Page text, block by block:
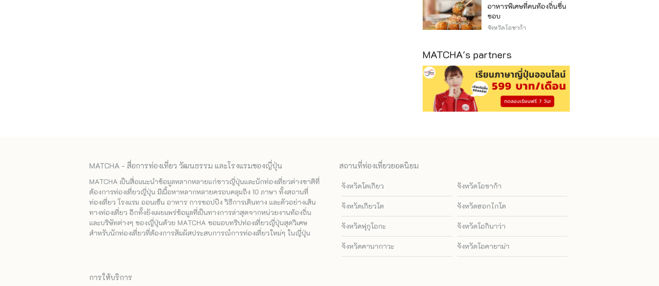
อาหารพิเศษที่คนท้องถิ่นชื่น
ชอบ
จังหวัดโอซาก้า
MATCHA's partners
MATCHA - สื่อการท่องเที่ยว วัฒนธรรม และโรงแรมของญี่ปุ่น
MATCHA เป็นสื่อแนะนำข้อมูลหลากหลายแก่ชาวญี่ปุ่นและนักท่องเที่ยวต่างชาติที่
ต้องการท่องเที่ยวญี่ปุ่น มีเนื้อหาหลากหลายครอบคลุมถึง 10 ภาษา ทั้งสถานที่
ท่องเที่ยว โรงแรม ออนเซ็น อาหาร การชอปปิง วิธีการเดินทาง และตัวอย่างเส้น
ทางท่องเที่ยว อีกทั้งยังเผยแพร่ข้อมูลที่เป็นทางการล่าสุดจากหน่วยงานท้องถิ่น
และบริษัทต่างๆ ของญี่ปุ่นด้วย MATCHA ขอมอบทริปท่องเที่ยวญี่ปุ่นสุดวิเศษ
สำหรับนักท่องเที่ยวที่ต้องการสัมผัสประสบการณ์การท่องเที่ยวใหม่ๆ ในญี่ปุ่น
สถานที่ท่องเที่ยวยอดนิยม
จังหวัดโตเกียว จังหวัดโอซาก้า
จังหวัดเกียวโต จังหวัดฮอกไกโด
จังหวัดฟุกุโอกะ จังหวัดโอกินาว่า
จังหวัดคานากาวะ จังหวัดโอคายาม่า
การให้บริการ